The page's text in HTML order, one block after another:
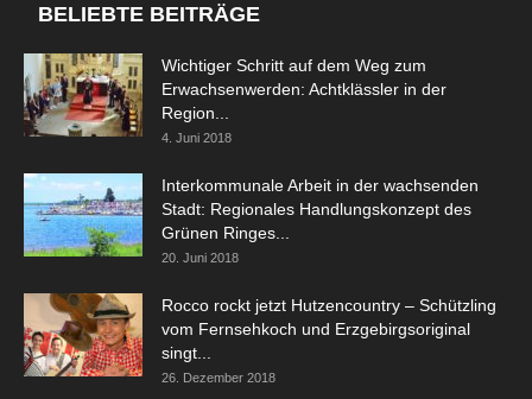
BELIEBTE BEITRÄGE
Wichtiger Schritt auf dem Weg zum
Erwachsenwerden: Achtklässler in der
Region...
4. Juni 2018
Interkommunale Arbeit in der wachsenden
Stadt: Regionales Handlungskonzept des
Grünen Ringes...
20. Juni 2018
Rocco rockt jetzt Hutzencountry – Schützling
vom Fernsehkoch und Erzgebirgsoriginal
singt...
26. Dezember 2018